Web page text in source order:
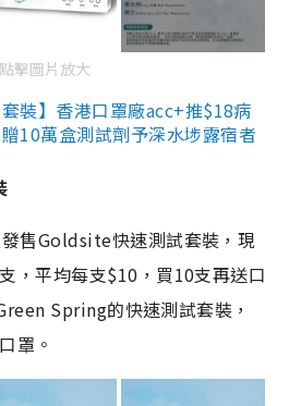
點擊圖片放大
裝】香港口罩廠acc+推$18病
10萬盒測試劑予深水埗露宿者
售Goldsite快速測試套裝，現
，平均每支$10，買10支再送口
Spring的快速測試套裝，
罩。